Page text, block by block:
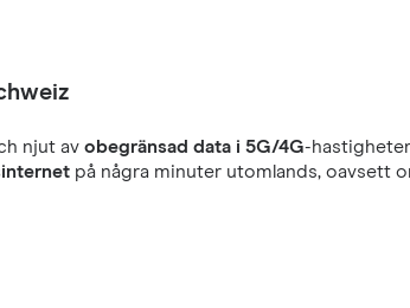
njut avobegränsad data i 5G/4G-
på några minuter utomlands, oavsett